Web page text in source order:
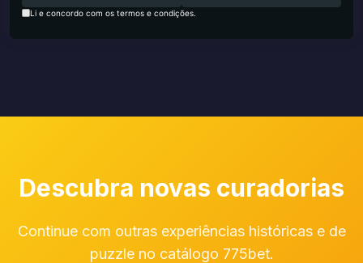
Li e concordo com os termos e condições.
Descubra novas curadorias
Continue com outras experiências históricas e de
puzzle no catálogo 775bet.